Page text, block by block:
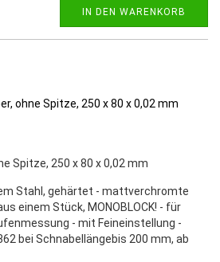
IN DEN WARENKORB
Spitze, 250 x 80 x 0,02 mm
Stahl, gehärtet - mattverchromte
einem Stück, MONOBLOCK! - für
- mit Feineinstellung -
bei Schnabellängebis 200 mm, ab